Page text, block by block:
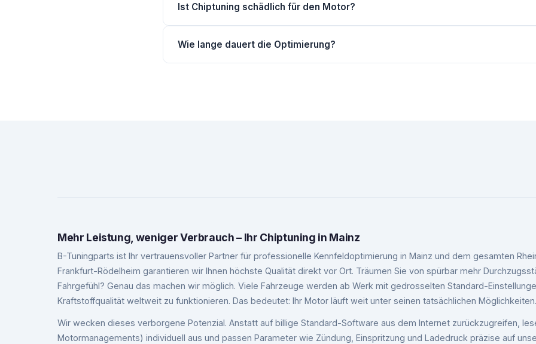
hängen von Ihrem Fahrzeugmodell ab.
Ist Chiptuning schädlich für den Motor?
entwickeln unsere Software auf dem Rollenprüfstand.
Wie lange dauert die Optimierung?
Mehr Leistung, weniger Verbrauch – Ihr Chiptuning in Mainz
B-Tuningparts ist Ihr vertrauensvoller Partner für professionelle Kennfeldoptimierung in Mainz und dem gesamten
Frankfurt-Rödelheim garantieren wir Ihnen höchste Qualität direkt vor Ort. Träumen Sie von spürbar mehr
Fahrgefühl? Genau das machen wir möglich. Viele Fahrzeuge werden ab Werk mit gedrosselten Standard-
Kraftstoffqualität weltweit zu funktionieren. Das bedeutet: Ihr Motor läuft weit unter seinen tatsächlichen Möglichkeiten.
Wir wecken dieses verborgene Potenzial. Anstatt auf billige Standard-Software aus dem Internet zurückzugreifen,
Motormanagements) individuell aus und passen Parameter wie Zündung, Einspritzung und Ladedruck präzise auf